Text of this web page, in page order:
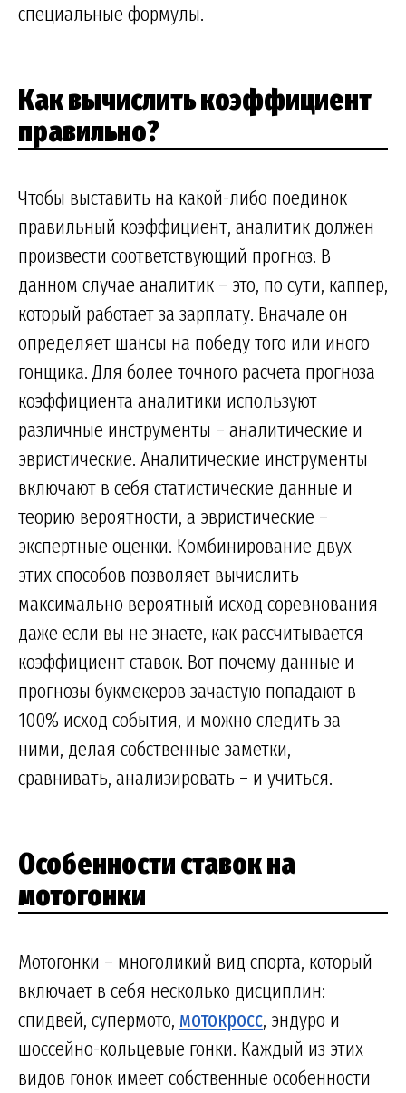
специальные формулы.
Как вычислить коэффициент
правильно?
Чтобы выставить на какой-либо поединок
правильный коэффициент, аналитик должен
произвести соответствующий прогноз. В
данном случае аналитик – это, по сути, каппер,
который работает за зарплату. Вначале он
определяет шансы на победу того или иного
гонщика. Для более точного расчета прогноза
коэффициента аналитики используют
различные инструменты – аналитические и
эвристические. Аналитические инструменты
включают в себя статистические данные и
теорию вероятности, а эвристические –
экспертные оценки. Комбинирование двух
этих способов позволяет вычислить
максимально вероятный исход соревнования
даже если вы не знаете, как рассчитывается
коэффициент ставок. Вот почему данные и
прогнозы букмекеров зачастую попадают в
100% исход события, и можно следить за
ними, делая собственные заметки,
сравнивать, анализировать – и учиться.
Особенности ставок на
мотогонки
Мотогонки – многоликий вид спорта, который
включает в себя несколько дисциплин:
спидвей, супермото, мотокросс, эндуро и
шоссейно-кольцевые гонки. Каждый из этих
видов гонок имеет собственные особенности